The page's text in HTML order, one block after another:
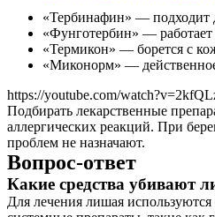
«Тербинафин» — подходит
«Фунготербин» — работает
«Термикон» — борется с
«Миконорм» —
https://youtube.com/
Подбирать лекарственные
аллергических реакций. При
проблем не назначают.
Вопрос-ответ
Какие средства убивают
Для лечения лишая